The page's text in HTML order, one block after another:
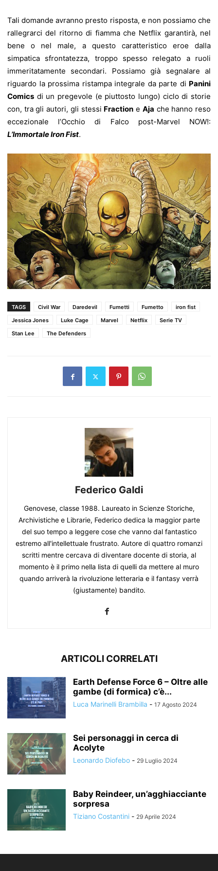
Tali domande avranno presto risposta, e non possiamo che
rallegrarci del ritorno di fiamma che Netflix garantirà, nel
bene o nel male, a questo caratteristico eroe dalla
simpatica sfrontatezza, troppo spesso relegato a ruoli
immeritatamente secondari. Possiamo già segnalare al
riguardo la prossima ristampa integrale da parte di Panini
Comics di un pregevole (e piuttosto lungo) ciclo di storie
con, tra gli autori, gli stessi Fraction e Aja che hanno reso
eccezionale l’Occhio di Falco post-Marvel NOW!:
L’Immortale Iron Fist.
TAGS Civil War Daredevil Fumetti Fumetto
iron fist
Jessica Jones
Luke Cage Marvel Netflix
Serie TV
Stan Lee
The Defenders
Federico Galdi
Genovese, classe 1988. Laureato in Scienze Storiche,
Archivistiche e Librarie, Federico dedica la maggior parte
del suo tempo a leggere cose che vanno dal fantastico
estremo all'intellettuale frustrato. Autore di quattro romanzi
scritti mentre cercava di diventare docente di storia, al
momento è il primo nella lista di quelli da mettere al muro
quando arriverà la rivoluzione letteraria e il fantasy verrà
(giustamente) bandito.
ARTICOLI CORRELATI
Earth Defense Force 6 – Oltre alle
gambe (di formica) c’è...
Luca Marinelli Brambilla - 17 Agosto 2024
Sei personaggi in cerca di
Acolyte
Leonardo Diofebo - 29 Luglio 2024
Baby Reindeer, un’agghiacciante
sorpresa
Tiziano Costantini - 29 Aprile 2024